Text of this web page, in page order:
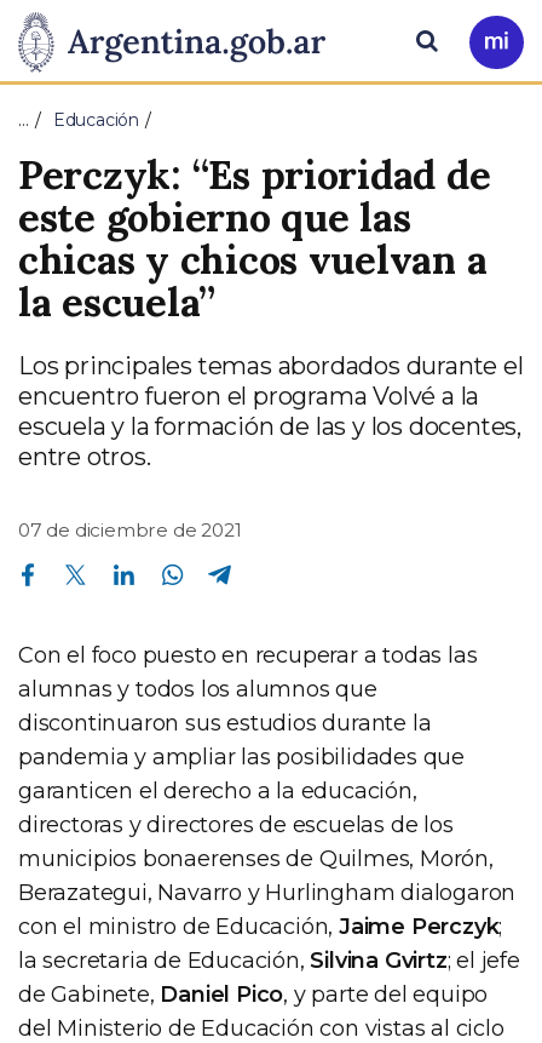
Presidencia
de
la
Nación
Pasar al contenido principal
Ir
a
Buscar
… Educación
Perczyk: “Es prioridad de
este gobierno que las
chicas y chicos vuelvan a
la escuela”
Los principales temas abordados durante el
encuentro fueron el programa Volvé a la
escuela y la formación de las y los docentes,
entre otros.
07 de diciembre de 2021
Compartir en Facebook Compartir en Twitter Compartir en Linkedin Compartir en Whatsapp
Con el foco puesto en recuperar a todas las
alumnas y todos los alumnos que
discontinuaron sus estudios durante la
pandemia y ampliar las posibilidades que
garanticen el derecho a la educación,
directoras y directores de escuelas de los
municipios bonaerenses de Quilmes, Morón,
Berazategui, Navarro y Hurlingham dialogaron
con el ministro de Educación,Jaime Perczyk;
la secretaria de Educación,Silvina Gvirtz; el jefe
de Gabinete, Daniel Pico, y parte del equipo
del Ministerio de Educación con vistas al ciclo